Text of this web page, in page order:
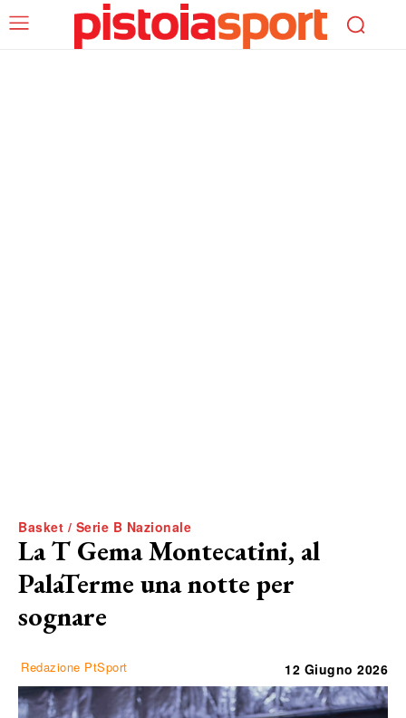
Basket / Serie B Nazionale
La T Gema Montecatini, al
PalaTerme una notte per
sognare
Redazione PtSport 12 Giugno 2026